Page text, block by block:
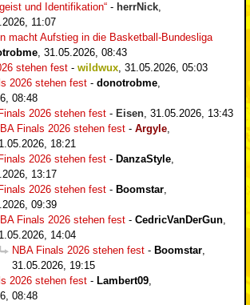
und Identifikation“ - herrNick,
11:07
macht Aufstieg in die Basketball-Bundesliga
, 31.05.2026, 08:43
stehen fest - wildwux, 31.05.2026, 05:03
2026 stehen fest - donotrobme,
08:48
2026 stehen fest - Eisen, 31.05.2026, 13:43
Finals 2026 stehen fest - Argyle,
18:21
2026 stehen fest - DanzaStyle,
13:17
2026 stehen fest - Boomstar,
09:39
Finals 2026 stehen fest - CedricVanDerGun,
14:04
NBA Finals 2026 stehen fest - Boomstar,
31.05.2026, 19:15
2026 stehen fest - Lambert09,
08:48